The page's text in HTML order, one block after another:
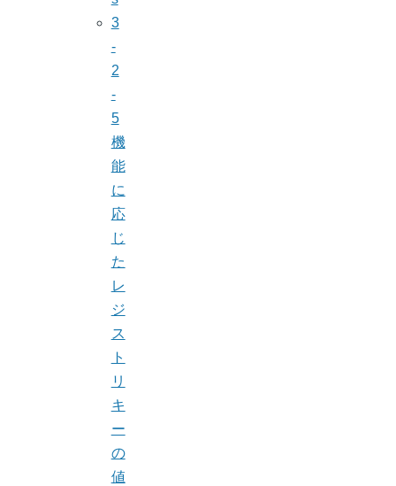
3
-
2
-
5
機
能
に
応
じ
た
レ
ジ
ス
ト
リ
キ
ー
の
値